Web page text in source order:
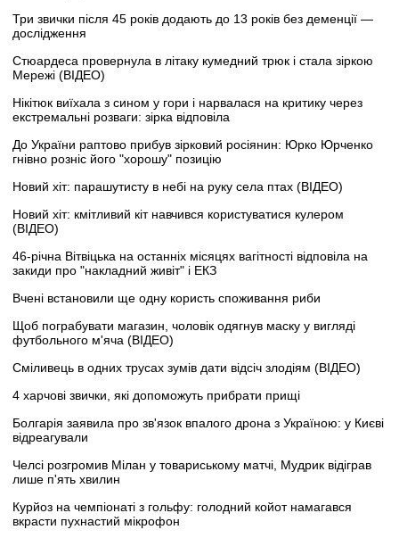
Три звички після 45 років додають до 13 років без деменції —
дослідження
Стюардеса провернула в літаку кумедний трюк і стала зіркою
Мережі (ВІДЕО)
Нікітюк виїхала з сином у гори і нарвалася на критику через
екстремальні розваги: зірка відповіла
До України раптово прибув зірковий росіянин: Юрко Юрченко
гнівно розніс його "хорошу" позицію
Новий хіт: парашутисту в небі на руку села птах (ВІДЕО)
Новий хіт: кмітливий кіт навчився користуватися кулером
(ВІДЕО)
46-річна Вітвіцька на останніх місяцях вагітності відповіла на
закиди про "накладний живіт" і ЕКЗ
Вчені встановили ще одну користь споживання риби
Щоб пограбувати магазин, чоловік одягнув маску у вигляді
футбольного м'яча (ВІДЕО)
Сміливець в одних трусах зумів дати відсіч злодіям (ВІДЕО)
4 харчові звички, які допоможуть прибрати прищі
Болгарія заявила про зв'язок впалого дрона з Україною: у Києві
відреагували
Челсі розгромив Мілан у товариському матчі, Мудрик відіграв
лише п'ять хвилин
Курйоз на чемпіонаті з гольфу: голодний койот намагався
вкрасти пухнастий мікрофон